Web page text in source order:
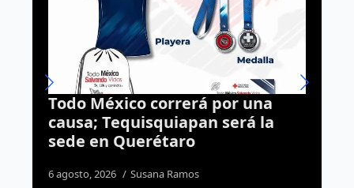
por una
será la
Movilización en Los
reaniman a un adulto
dentro de la Caja
7 agosto, 2026